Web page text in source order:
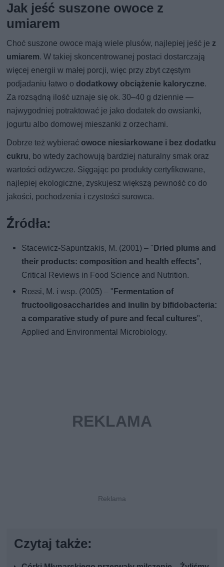
Jak jeść suszone owoce z
umiarem
Choć suszone owoce mają wiele plusów, najlepiej jeść je z
umiarem. W takiej skoncentrowanej postaci dostarczają
więcej energii w małej porcji, więc przy zbyt częstym
podjadaniu łatwo o dodatkowy obciążenie kaloryczne.
Za rozsądną ilość uznaje się ok. 30–40 g dziennie —
najwygodniej potraktować je jako dodatek do owsianki,
jogurtu albo domowej mieszanki z orzechami.
Dobrze też wybierać owoce niesiarkowane i bez dodatku
cukru, bo wtedy zachowują bardziej naturalny smak oraz
wartości odżywcze. Sięgając po produkty certyfikowane,
najlepiej ekologiczne, zyskujesz większą pewność co do
jakości, pochodzenia i czystości surowca.
Źródła:
Stacewicz-Sapuntzakis, M. (2001) – " Dried plums and
their products: composition and health effects",
Critical Reviews in Food Science and Nutrition.
Rossi, M. i wsp. (2005) – " Fermentation of
fructooligosaccharides and inulin by bifidobacteria:
a comparative study of pure and fecal cultures",
Applied and Environmental Microbiology.
Czytaj także: